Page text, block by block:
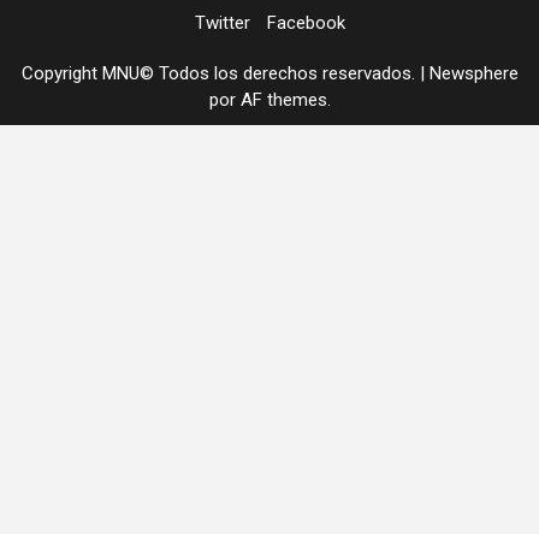
Twitter Facebook
Copyright MNU© Todos los derechos reservados.
Newsphere
por AF themes.